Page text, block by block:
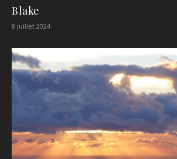
Blake
8 juillet 2024